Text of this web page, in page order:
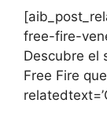
free-fire-
Descubre el
Free Fire